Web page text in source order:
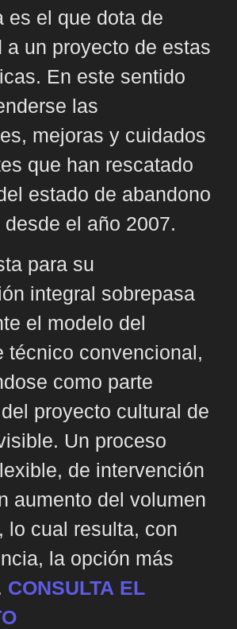
es el que dota de
a un proyecto de estas
En este sentido
las
mejoras y cuidados
que han rescatado
estado de abandono
el año 2007.
para su
integral sobrepasa
el modelo del
técnico convencional,
como parte
proyecto cultural de
Un proceso
de intervención
aumento del volumen
lo cual resulta, con
la opción más
CONSULTA EL